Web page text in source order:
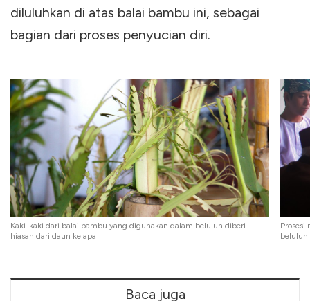
diluluhkan di atas balai bambu ini, sebagai
bagian dari proses penyucian diri.
Kaki-kaki dari balai bambu yang digunakan dalam beluluh diberi
hiasan dari daun kelapa
beluluh
Baca juga